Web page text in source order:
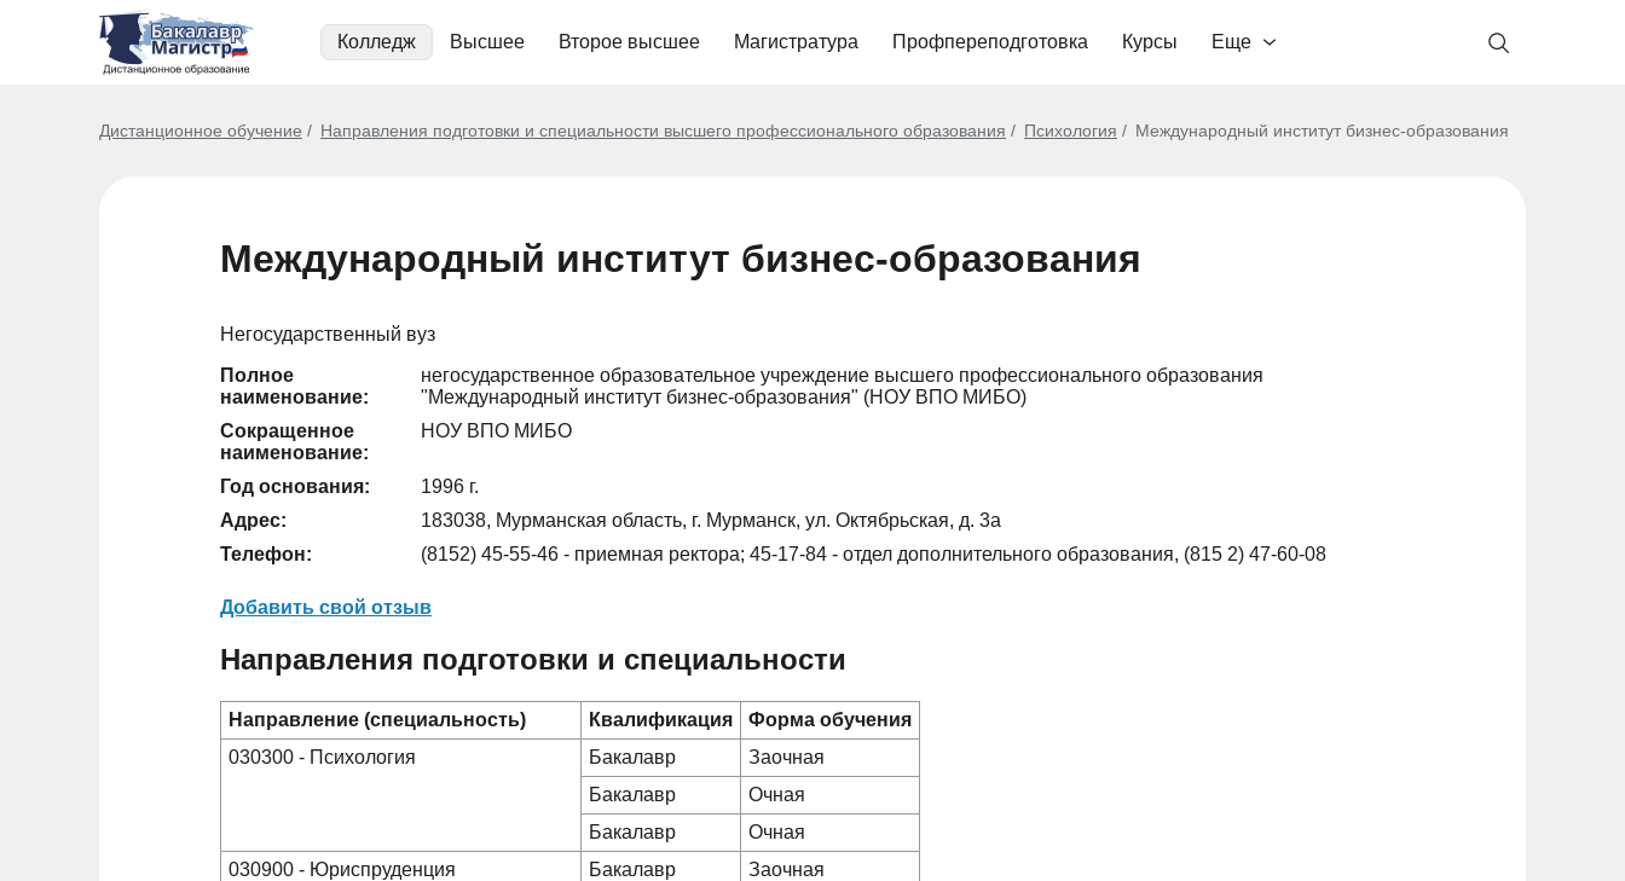
Колледж Высшее Второе высшее Магистратура Профпереподготовка Курсы Еще
Дистанционное обучение Направления подготовки и специальности высшего профессионального образования Психология Международный институт бизнес-образования
Международный институт бизнес-образования
Негосударственный вуз
Полное
наименование:
негосударственное образовательное учреждение высшего профессионального образования
"Международный институт бизнес-образования" (НОУ ВПО МИБО)
Сокращенное
наименование:
НОУ ВПО МИБО
Год основания:
1996 г.
Адрес:
183038, Мурманская область, г. Мурманск, ул. Октябрьская, д. 3а
Телефон:
(8152) 45-55-46 - приемная ректора; 45-17-84 - отдел дополнительного образования, (815 2) 47-60-08
Добавить свой отзыв
Направления подготовки и специальности
Направление (специальность) Квалификация
Форма обучения
030300 - Психология
Бакалавр
Заочная
Бакалавр
Очная
Бакалавр
Очная
030900 - Юриспруденция
Бакалавр
Заочная